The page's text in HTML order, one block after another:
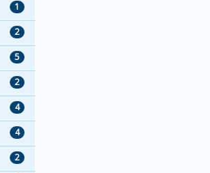
1
2
5
2
4
4
2